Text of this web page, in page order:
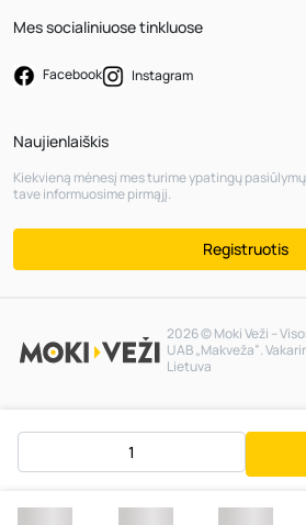
Mes socialiniuose tinkluose
Facebook Instagram
Naujienlaiškis
Kiekvieną mėnesį mes turime ypatingų
tave informuosime pirmąjį.
Registruotis
2026 © Moki Veži –
UAB „Makveža“.
Lietuva